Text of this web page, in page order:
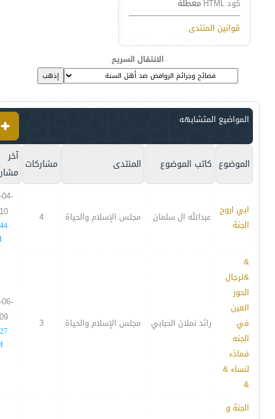
كود HTML
معطلة
قوانين المنتدى
الانتقال السريع
المواضيع المتشابهه
الموضوع كاتب الموضوع المنتدى مشاركات آخر
ابي اروح
الجنة
عبدالله ال سلمان مجلس الإسلام والحياة 4
&
&لرجال
الحور
العين
في
الجنه
فماذء
لنساء &
&
رائد نملان الحبابي مجلس الإسلام والحياة 3
الجنة و